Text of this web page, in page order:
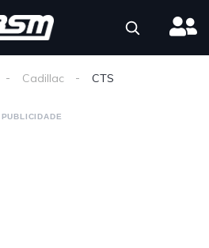
Cadillac CTS
PUBLICIDADE